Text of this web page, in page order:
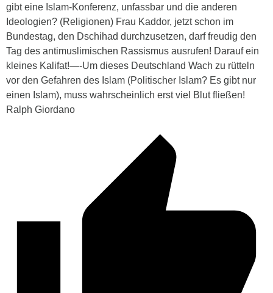
gibt eine Islam-Konferenz, unfassbar und die anderen
Ideologien? (Religionen) Frau Kaddor, jetzt schon im
Bundestag, den Dschihad durchzusetzen, darf freudig den
Tag des antimuslimischen Rassismus ausrufen! Darauf ein
kleines Kalifat!—-Um dieses Deutschland Wach zu rütteln
vor den Gefahren des Islam (Politischer Islam? Es gibt nur
einen Islam), muss wahrscheinlich erst viel Blut fließen!
Ralph Giordano